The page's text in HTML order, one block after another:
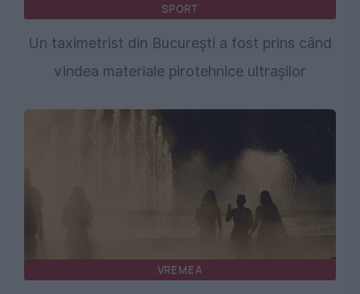
SPORT
Un taximetrist din București a fost prins când
vindea materiale pirotehnice ultrașilor
VREMEA